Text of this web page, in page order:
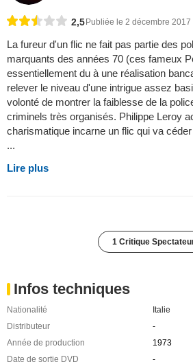
2,5 Publiée le 2 décembre 2017
La fureur d'un flic ne fait pas partie des
marquants des années 70 (ces fameux
essentiellement du à une réalisation
relever le niveau d'une intrigue assez
volonté de montrer la faiblesse de la
criminels très organisés. Philippe Leroy
charismatique incarne un flic qui va
...
Lire plus
1 Critique
Infos techniques
Nationalité
Italie
Distributeur
-
Année de production
1973
Date de sortie DVD
-